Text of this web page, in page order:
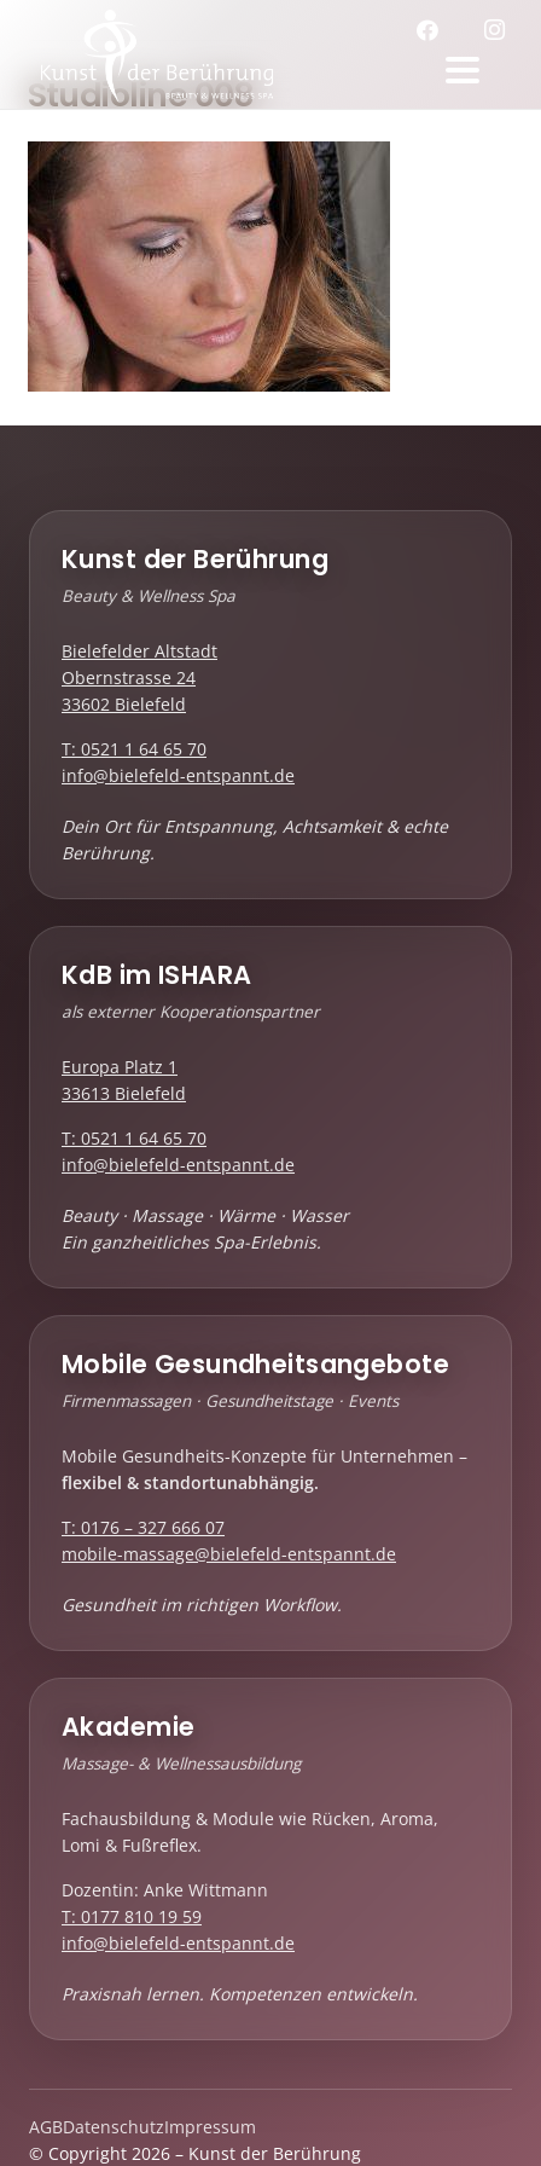
Studioline 008
Kunst der Berührung
Beauty & Wellness Spa
Bielefelder Altstadt
Obernstrasse 24
33602 Bielefeld
T: 0521 1 64 65 70
info@bielefeld-entspannt.de
Dein Ort für Entspannung, Achtsamkeit & echte
Berührung.
KdB im ISHARA
als externer Kooperationspartner
Europa Platz 1
33613 Bielefeld
T: 0521 1 64 65 70
info@bielefeld-entspannt.de
Beauty · Massage · Wärme · Wasser
Ein ganzheitliches Spa-Erlebnis.
Mobile Gesundheitsangebote
Firmenmassagen · Gesundheitstage · Events
Mobile Gesundheits-Konzepte für Unternehmen –
flexibel & standortunabhängig.
T: 0176 – 327 666 07
mobile-massage@bielefeld-entspannt.de
Gesundheit im richtigen Workflow.
Akademie
Massage- & Wellnessausbildung
Fachausbildung & Module wie Rücken, Aroma,
Lomi & Fußreflex.
Dozentin: Anke Wittmann
T: 0177 810 19 59
info@bielefeld-entspannt.de
Praxisnah lernen. Kompetenzen entwickeln.
© Copyright 2026 – Kunst der Berührung
AGBDatenschutzImpressum